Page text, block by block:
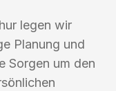
legen wir
Planung und
Sorgen um den